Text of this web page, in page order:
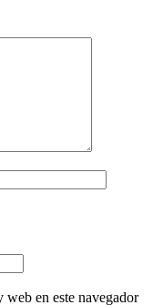
en este navegador